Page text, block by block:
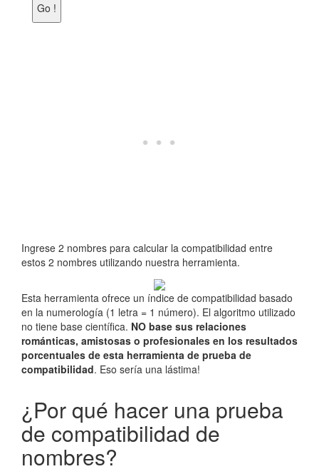
Ingrese 2 nombres para calcular la compatibilidad entre
estos 2 nombres utilizando nuestra herramienta.
Esta herramienta ofrece un índice de compatibilidad basado
en la numerología (1 letra = 1 número). El algoritmo utilizado
no tiene base científica. NO base sus relaciones
románticas, amistosas o profesionales en los resultados
porcentuales de esta herramienta de prueba de
compatibilidad. Eso sería una lástima!
¿Por qué hacer una prueba
de compatibilidad de
nombres?